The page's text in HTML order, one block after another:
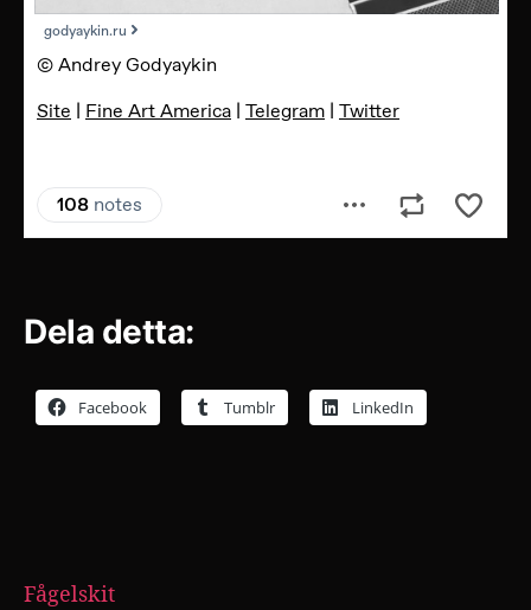
Dela detta:
Facebook Tumblr LinkedIn
Fågelskit